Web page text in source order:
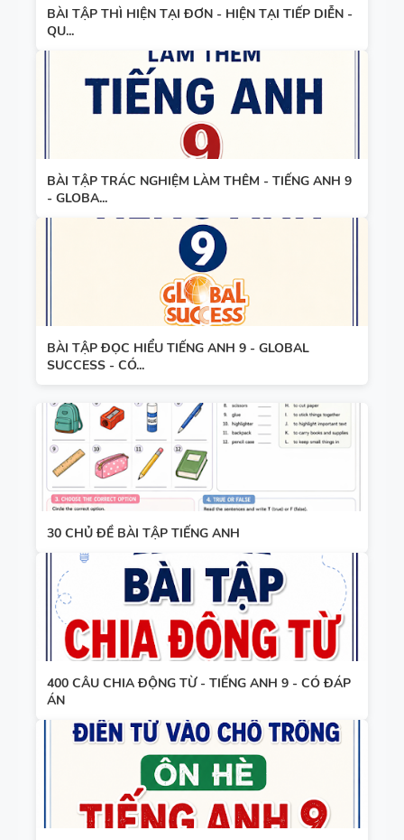
BÀI TẬP THÌ HIỆN TẠI ĐƠN - HIỆN TẠI TIẾP DIỄN -
QU...
BÀI TẬP TRÁC NGHIỆM LÀM THÊM - TIẾNG ANH 9
- GLOBA...
BÀI TẬP ĐỌC HIỂU TIẾNG ANH 9 - GLOBAL
SUCCESS - CÓ...
30 CHỦ ĐỀ BÀI TẬP TIẾNG ANH
400 CÂU CHIA ĐỘNG TỪ - TIẾNG ANH 9 - CÓ ĐÁP
ÁN